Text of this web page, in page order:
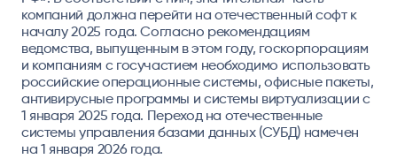
компаний должна перейти на отечественный софт к
началу 2025 года. Согласно рекомендациям
ведомства, выпущенным в этом году, госкорпорациям
и компаниям с госучастием необходимо использовать
российские операционные системы, офисные пакеты,
антивирусные программы и системы виртуализации с
1 января 2025 года. Переход на отечественные
системы управления базами данных (СУБД) намечен
на 1 января 2026 года.